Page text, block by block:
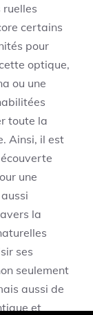
ruelles
certains
pour
optique,
ou une
toute la
Ainsi, il est
une
la
ses
seulement
aussi de
et